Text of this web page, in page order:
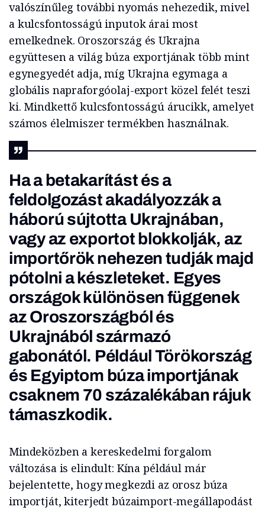
valószínűleg további nyomás nehezedik, mivel
a kulcsfontosságú inputok árai most
emelkednek. Oroszország és Ukrajna
együttesen a világ búza exportjának több mint
egynegyedét adja, míg Ukrajna egymaga a
globális napraforgóolaj-export közel felét teszi
ki. Mindkettő kulcsfontosságú árucikk, amelyet
számos élelmiszer termékben használnak.
Ha a betakarítást és a
feldolgozást akadályozzák a
háború sújtotta Ukrajnában,
vagy az exportot blokkolják, az
importőrök nehezen tudják majd
pótolni a készleteket. Egyes
országok különösen függenek
az Oroszországból és
Ukrajnából származó
gabonától. Például Törökország
és Egyiptom búza importjának
csaknem 70 százalékában rájuk
támaszkodik.
Mindeközben a kereskedelmi forgalom
változása is elindult: Kína például már
bejelentette, hogy megkezdi az orosz búza
importját, kiterjedt búzaimport-megállapodást